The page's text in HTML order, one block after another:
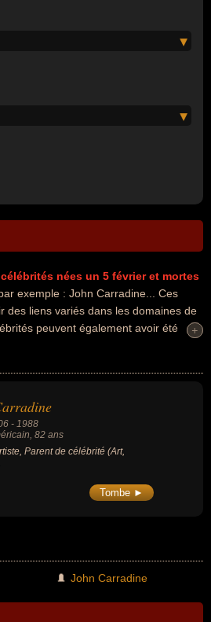
célébrités nées un 5 févrieret mortes
exemple : John Carradine... Ces
des liens variés dans les domaines de
peuvent également avoir été
morts, ils peuvent avoir été
+
+
- 1988
, 82 ans
Parent de célébrité (Art,
Tombe ►
John Carradine